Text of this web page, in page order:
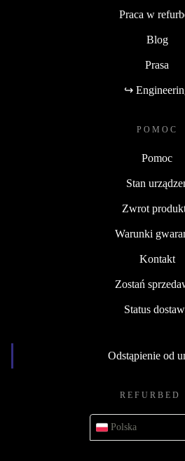
Praca w
Blog
Prasa
↪
POMOC
Pomoc
Stan
Zwrot
Warunki
Kontakt
Zostań
Status
Odstąpienie od
REFURBED
Polska